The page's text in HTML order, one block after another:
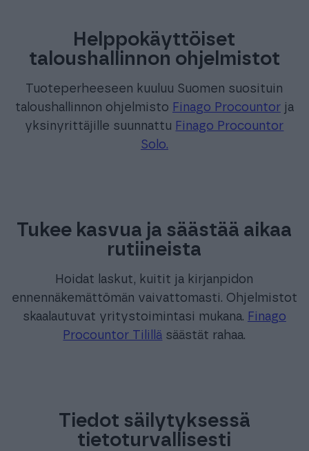
Helppokäyttöiset
taloushallinnon ohjelmistot
Tuoteperheeseen kuuluu Suomen suosituin
taloushallinnon ohjelmisto Finago Procountorja
yksinyrittäjille suunnattu Finago Procountor
Solo.
Tukee kasvua ja säästää aikaa
rutiineista
Hoidat laskut, kuitit ja kirjanpidon
ennennäkemättömän vaivattomasti. Ohjelmistot
skaalautuvat yritystoimintasi mukana. Finago
Procountor Tilillä säästät rahaa.
Tiedot säilytyksessä
tietoturvallisesti